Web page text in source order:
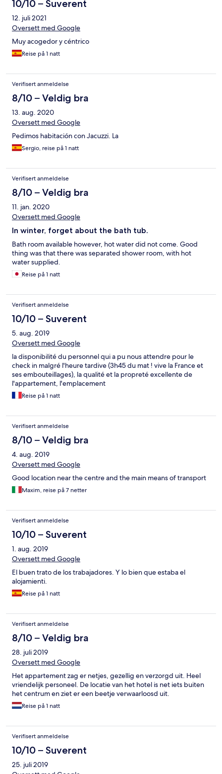
10/10 – Suverent
12. juli 2021
Oversett med Google
Muy acogedor y céntrico
Reise på 1 natt
Verifisert anmeldelse
8/10 – Veldig bra
13. aug. 2020
Oversett med Google
Pedimos habitación con Jacuzzi. La
Sergio, reise på 1 natt
Verifisert anmeldelse
8/10 – Veldig bra
11. jan. 2020
Oversett med Google
In winter, forget about the bath tub.
Bath room available however, hot water did not come. Good
thing was that there was separated shower room, with hot
water supplied.
Reise på 1 natt
Verifisert anmeldelse
10/10 – Suverent
5. aug. 2019
Oversett med Google
la disponibilité du personnel qui a pu nous attendre pour le
check in malgré l'heure tardive (3h45 du mat ! vive la France et
ses embouteillages), la qualité et la propreté excellente de
l'appartement, l'emplacement
Reise på 1 natt
Verifisert anmeldelse
8/10 – Veldig bra
4. aug. 2019
Oversett med Google
Good location near the centre and the main means of transport
Maxim, reise på 7 netter
Verifisert anmeldelse
10/10 – Suverent
1. aug. 2019
Oversett med Google
El buen trato de los trabajadores. Y lo bien que estaba el
alojamienti.
Reise på 1 natt
Verifisert anmeldelse
8/10 – Veldig bra
28. juli 2019
Oversett med Google
Het appartement zag er netjes, gezellig en verzorgd uit. Heel
vriendelijk personeel. De locatie van het hotel is net iets buiten
het centrum en ziet er een beetje verwaarloosd uit.
Reise på 1 natt
Verifisert anmeldelse
10/10 – Suverent
25. juli 2019